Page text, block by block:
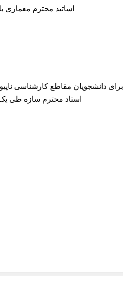
اساتید محترم معماری
برای دانشجویان مقاطع کارشناسی
استاد محترم سازه طی یک